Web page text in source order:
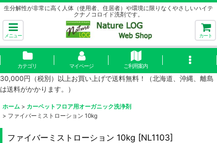
生分解性が非常に高く人体（使用者、住居者）や環境に限りなくやさしいハイテ
クナノコロイド洗剤です。
メニュー カート
カテゴリ マイページ ご利用案内
30,000円（税別）以上お買い上げで送料無料！（北海道、沖縄、離島
は送料がかかります。）
ホーム > カーペットフロア用オーガニック洗浄剤
> ファイバーミストローション 10kg
ファイバーミストローション 10kg [NL1103]